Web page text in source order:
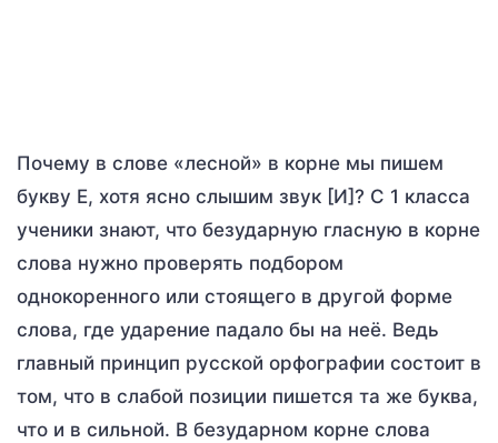
Почему в слове «лесной» в корне мы пишем
букву Е, хотя ясно слышим звук [И]? С 1 класса
ученики знают, что безударную гласную в корне
слова нужно проверять подбором
однокоренного или стоящего в другой форме
слова, где ударение падало бы на неё. Ведь
главный принцип русской орфографии состоит в
том, что в слабой позиции пишется та же буква,
что и в сильной. В безударном корне слова